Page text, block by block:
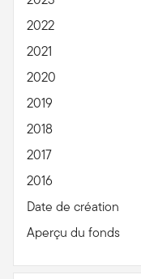
2022
2021
2020
2019
2018
2017
2016
Date de création
Aperçu du fonds